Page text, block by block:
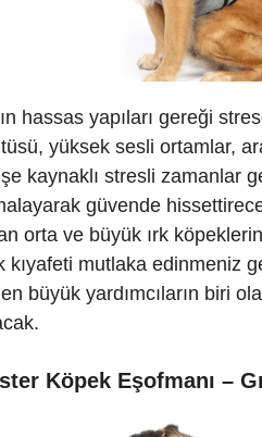
hassas yapıları gereği
yüksek sesli ortamlar,
kaynaklı stresli zamanlar
güvende
orta ve büyük ırk
kıyafeti mutlaka edinmeniz
büyük yardımcıların biri
Köpek Eşofmanı –